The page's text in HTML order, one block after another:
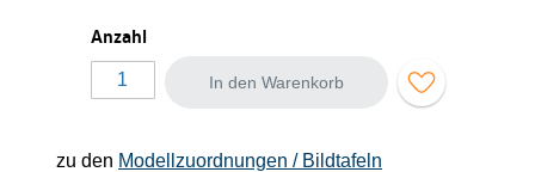
Anzahl
In den Warenkorb
zu den Modellzuordnungen / Bildtafeln